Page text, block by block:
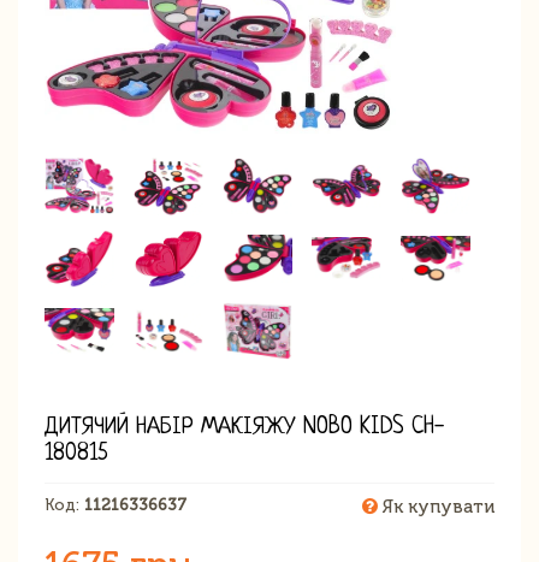
ДИТЯЧИЙ НАБІР МАКІЯЖУ NOBO KIDS CH-
180815
Код: 11216336637 Як купувати